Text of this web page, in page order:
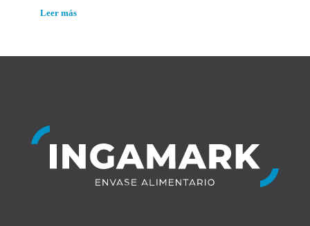
Leer más